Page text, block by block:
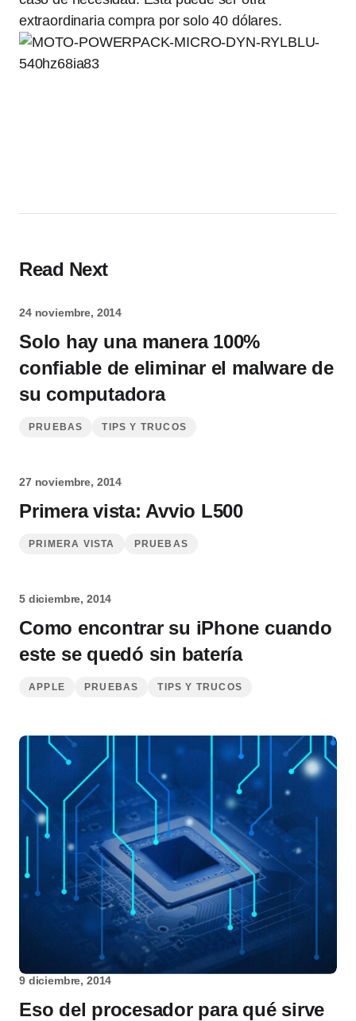
extraordinaria compra por solo 40 dólares.
Read Next
24 noviembre, 2014
Solo hay una manera 100%
confiable de eliminar el malware de
su computadora
PRUEBAS TIPS Y TRUCOS
27 noviembre, 2014
Primera vista: Avvio L500
PRIMERA VISTA PRUEBAS
5 diciembre, 2014
Como encontrar su iPhone cuando
este se quedó sin batería
APPLE PRUEBAS TIPS Y TRUCOS
9 diciembre, 2014
Eso del procesador para qué sirve